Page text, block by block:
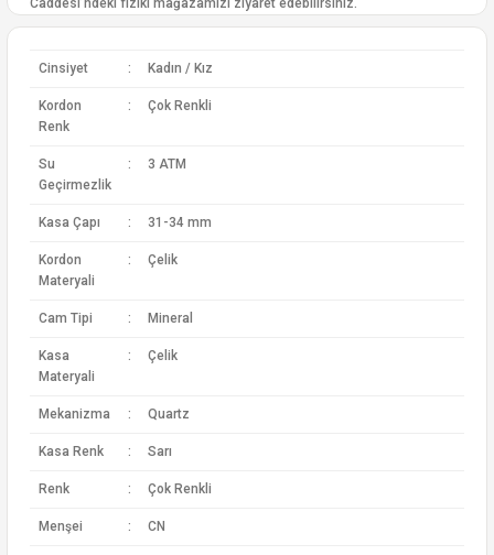
Caddesi’ndeki fiziki mağazamızı ziyaret edebilirsiniz.
Cinsiyet : Kadın / Kız
Kordon
Renk
: Çok Renkli
Su
Geçirmezlik
: 3 ATM
Kasa Çapı : 31-34 mm
Kordon
Materyali
: Çelik
Cam Tipi : Mineral
Kasa
Materyali
: Çelik
Mekanizma : Quartz
Kasa Renk : Sarı
Renk : Çok Renkli
Menşei : CN